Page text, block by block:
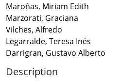
Maroñas, Miriam Edith
Marzorati, Graciana
Vilches, Alfredo
Legarralde, Teresa Inés
Darrigran, Gustavo Alberto
Description